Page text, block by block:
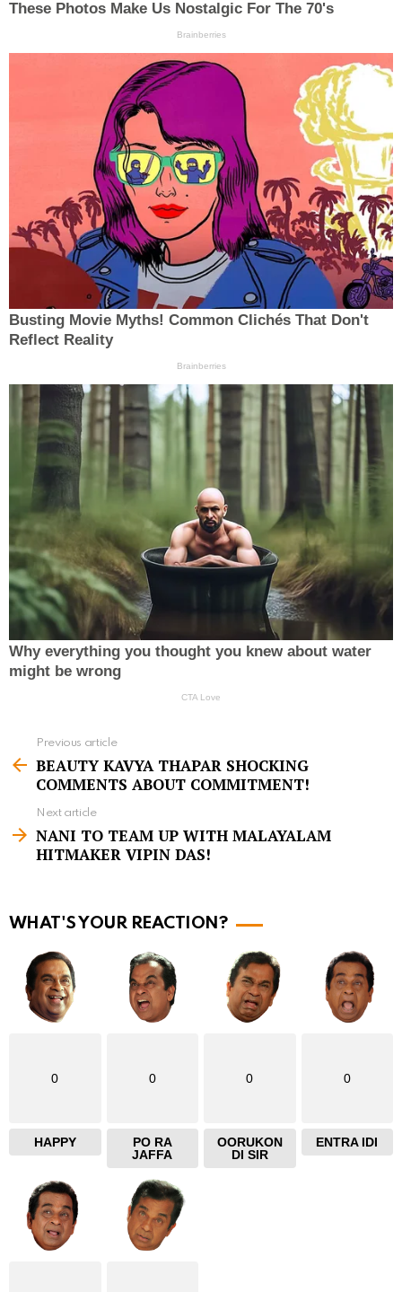
e
m
e
Previous article
BEAUTY KAVYA THAPAR SHOCKING
COMMENTS ABOUT COMMITMENT!
Next article
NANI TO TEAM UP WITH MALAYALAM
HITMAKER VIPIN DAS!
WHAT'S YOUR REACTION?
0
HAPPY
0
PO RA
JAFFA
0
OORUKON
DI SIR
0
ENTRA IDI